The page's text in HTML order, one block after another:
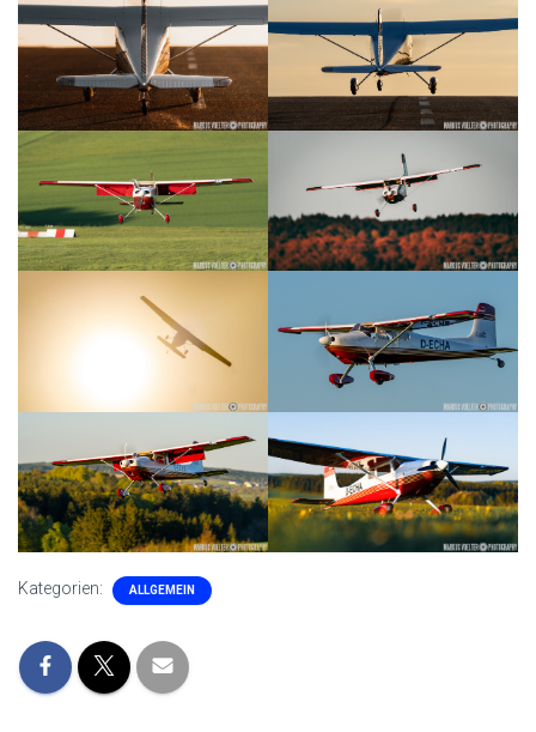
Kategorien: ALLGEMEIN